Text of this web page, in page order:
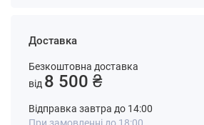
Доставка
Безкоштовна доставка
від 8 500 ₴
Відправка завтра до 14:00